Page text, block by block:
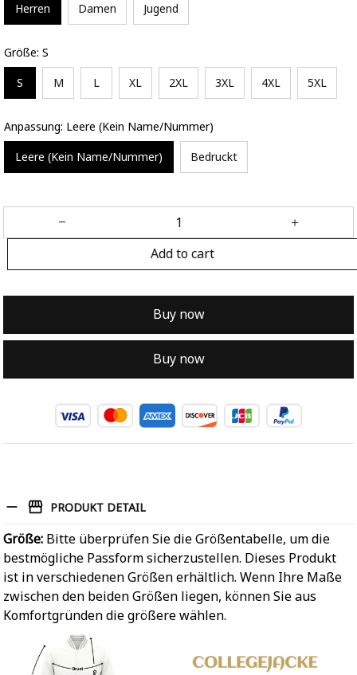
Herren Damen Jugend
Größe: S
S M L XL 2XL 3XL 4XL 5XL
Anpassung: Leere (Kein Name/Nummer)
Leere (Kein Name/Nummer) Bedruckt
Add to cart
Buy now
Buy now
PRODUKT DETAIL
Größe: Bitte überprüfen Sie die Größentabelle, um die
bestmögliche Passform sicherzustellen. Dieses Produkt
ist in verschiedenen Größen erhältlich. Wenn Ihre Maße
zwischen den beiden Größen liegen, können Sie aus
Komfortgründen die größere wählen.